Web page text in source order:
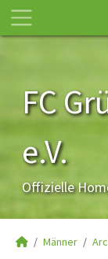
FC
e.V.
Offizielle
Männer